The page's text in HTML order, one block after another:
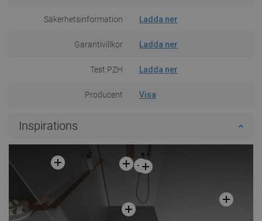
Säkerhetsinformation Ladda ner
Garantivillkor Ladda ner
Test PZH Ladda ner
Producent Visa
Inspirations